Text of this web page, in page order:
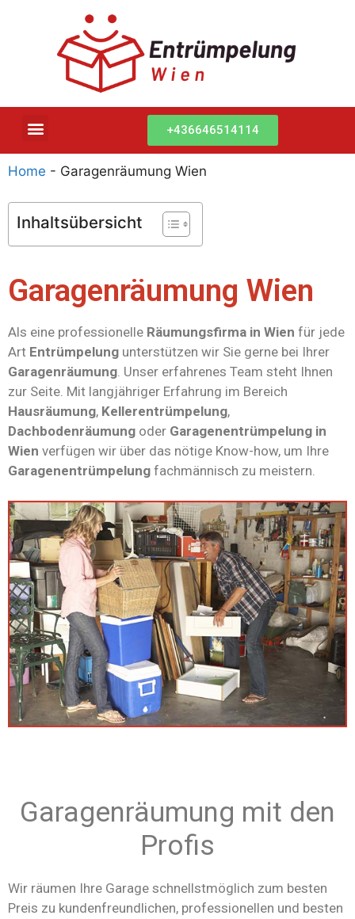
+436646514114
Home - Garagenräumung Wien
Inhaltsübersicht
Garagenräumung Wien
Als eine professionelle Räumungsfirma in Wien für jede
Art Entrümpelung unterstützen wir Sie gerne bei Ihrer
Garagenräumung . Unser erfahrenes Team steht Ihnen
zur Seite. Mit langjähriger Erfahrung im Bereich
Hausräumung, Kellerentrümpelung,
Dachbodenräumung oder Garagenentrümpelung in
Wien verfügen wir über das nötige Know-how, um Ihre
Garagenentrümpelung fachmännisch zu meistern.
Garagenräumung mit den
Profis
Wir räumen Ihre Garage schnellstmöglich zum besten
Preis zu kundenfreundlichen, professionellen und besten